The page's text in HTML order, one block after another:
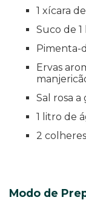
1 xícara
Suco de
Pimenta-
Ervas
Sal rosa a
1 litro de
2
Modo de